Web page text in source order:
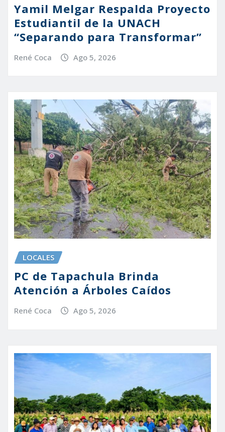
Yamil Melgar Respalda Proyecto
Estudiantil de la UNACH
“Separando para Transformar”
René Coca Ago 5, 2026
LOCALES
PC de Tapachula Brinda
Atención a Árboles Caídos
René Coca Ago 5, 2026